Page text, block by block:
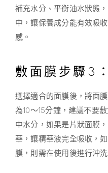
補充水分、平衡油水狀態
中，讓保養成分能有效吸
感。
敷面膜步驟3
選擇適合的面膜後，將面
為10～15分鐘，建議不要
中水分，如果是片狀面膜
華，讓精華液完全吸收，
膜，則需在使用後進行沖洗